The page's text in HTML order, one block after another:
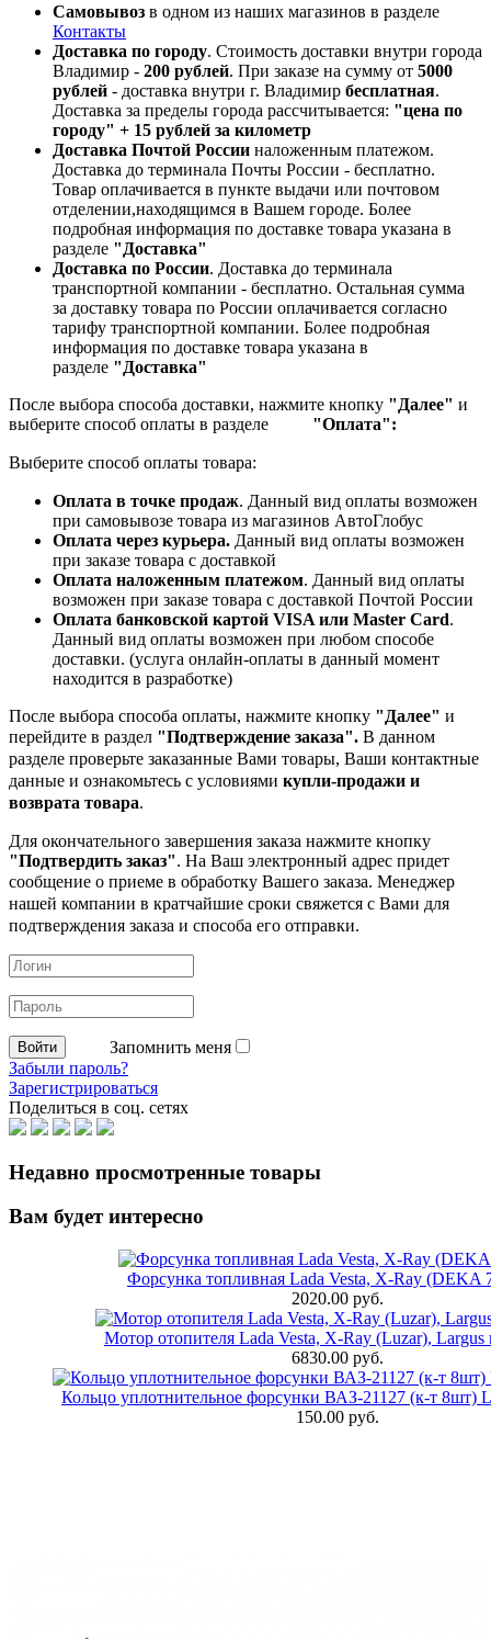
Самовывоз в одном из наших магазинов в разделе
Контакты
Доставка по городу. Стоимость доставки внутри города
Владимир - 200 рублей. При заказе на сумму от 5000
рублей - доставка внутри г. Владимир бесплатная.
Доставка за пределы города рассчитывается: "цена по
городу" + 15 рублей за километр
Доставка Почтой России наложенным платежом.
Доставка до терминала Почты России - бесплатно.
Товар оплачивается в пункте выдачи или почтовом
отделении,находящимся в Вашем городе. Более
подробная информация по доставке товара указана в
разделе "Доставка"
Доставка по России. Доставка до терминала
транспортной компании - бесплатно. Остальная сумма
за доставку товара по России оплачивается согласно
тарифу транспортной компании. Более подробная
информация по доставке товара указана в
разделе "Доставка"
После выбора способа доставки, нажмите кнопку "Далее" и
выберите способ оплаты в разделе "Оплата":
Выберите способ оплаты товара:
Оплата в точке продаж. Данный вид оплаты возможен
при самовывозе товара из магазинов АвтоГлобус
Оплата через курьера. Данный вид оплаты возможен
при заказе товара с доставкой
Оплата наложенным платежом. Данный вид оплаты
возможен при заказе товара с доставкой Почтой России
Оплата банковской картой VISA или Master Card.
Данный вид оплаты возможен при любом способе
доставки. (услуга онлайн-оплаты в данный момент
находится в разработке)
После выбора способа оплаты, нажмите кнопку "Далее" и
перейдите в раздел "Подтверждение заказа". В данном
разделе проверьте заказанные Вами товары, Ваши контактные
данные и ознакомьтесь с условиями купли-продажи и
возврата товара.
Для окончательного завершения заказа нажмите кнопку
"Подтвердить заказ". На Ваш электронный адрес придет
сообщение о приеме в обработку Вашего заказа. Менеджер
нашей компании в кратчайшие сроки свяжется с Вами для
подтверждения заказа и способа его отправки.
Запомнить меня
Забыли пароль?
Зарегистрироваться
Поделиться в соц. сетях
Недавно просмотренные товары
Вам будет интересно
Форсунка топливная Lada Vesta, X-Ray (DEKA
2020.00 руб.
Мотор отопителя Lada Vesta, X-Ray (Luzar), Largus
6830.00 руб.
Кольцо уплотнительное форсунки ВАЗ-21127 (к-т 8шт)
150.00 руб.